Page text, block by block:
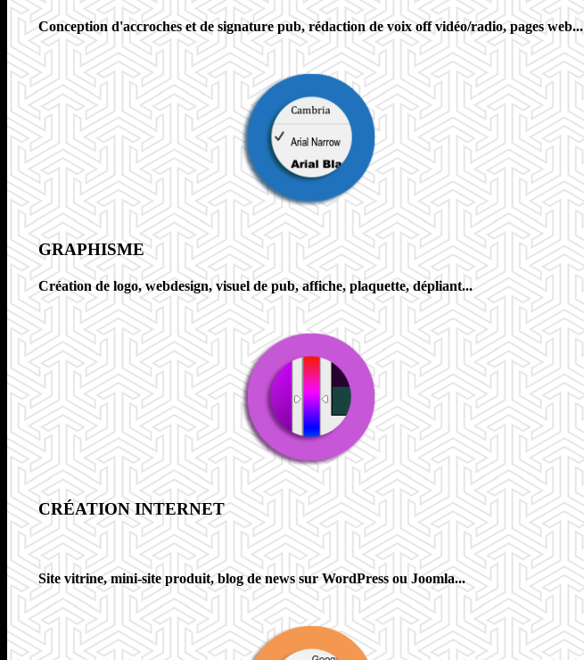
Conception d'accroches et de signature pub, rédaction de voix off vidéo/radio, pages web...
GRAPHISME
Création de logo, webdesign, visuel de pub, affiche, plaquette, dépliant...
CRÉATION INTERNET
Site vitrine, mini-site produit, blog de news sur WordPress ou Joomla...